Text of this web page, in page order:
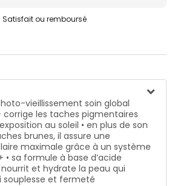
Satisfait ou remboursé
vieillissement soin global
corrige les taches pigmentaires
au soleil • en plus de son
brunes, il assure une
maximale grâce à un système
• sa formule à base d’acide
et hydrate la peau qui
souplesse et fermeté